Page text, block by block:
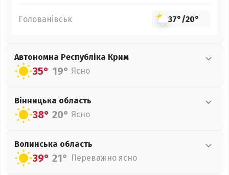
Голованівськ 37°/20°
Автономна Республіка Крим
35° 19° Ясно
Вінницька область
38° 20° Ясно
Волинська область
39° 21° Переважно ясно